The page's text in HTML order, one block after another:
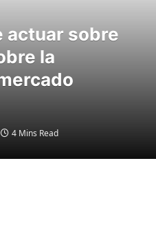
actuar sobre
la
4 Mins Read